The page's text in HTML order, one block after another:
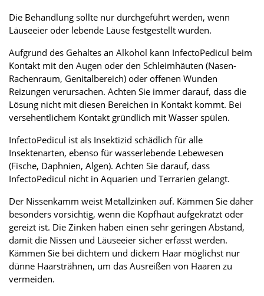
Die Behandlung sollte nur durchgeführt werden, wenn
Läuseeier oder lebende Läuse festgestellt wurden.
Aufgrund des Gehaltes an Alkohol kann InfectoPedicul beim
Kontakt mit den Augen oder den Schleimhäuten (Nasen-
Rachenraum, Genitalbereich) oder offenen Wunden
Reizungen verursachen. Achten Sie immer darauf, dass die
Lösung nicht mit diesen Bereichen in Kontakt kommt. Bei
versehentlichem Kontakt gründlich mit Wasser spülen.
InfectoPedicul ist als Insektizid schädlich für alle
Insektenarten, ebenso für wasserlebende Lebewesen
(Fische, Daphnien, Algen). Achten Sie darauf, dass
InfectoPedicul nicht in Aquarien und Terrarien gelangt.
Der Nissenkamm weist Metallzinken auf. Kämmen Sie daher
besonders vorsichtig, wenn die Kopfhaut aufgekratzt oder
gereizt ist. Die Zinken haben einen sehr geringen Abstand,
damit die Nissen und Läuseeier sicher erfasst werden.
Kämmen Sie bei dichtem und dickem Haar möglichst nur
dünne Haarsträhnen, um das Ausreißen von Haaren zu
vermeiden.